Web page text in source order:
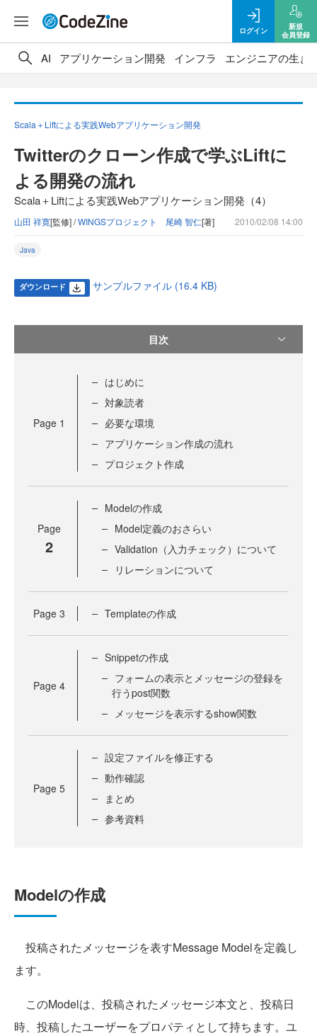
ログイン
新規
会員登録
AI アプリケーション開発 インフラ エンジニアの生き
Scala＋Liftによる実践Webアプリケーション開発
Twitterのクローン作成で学ぶLiftに
よる開発の流れ
Scala＋Liftによる実践Webアプリケーション開発（4）
山田 祥寛[監修] /WINGSプロジェクト 尾崎 智仁[著] 2010/02/08 14:00
Java
ダウンロード サンプルファイル (16.4 KB)
目次
Page 1
はじめに
対象読者
必要な環境
アプリケーション作成の流れ
プロジェクト作成
Page
2
Modelの作成
Model定義のおさらい
Validation（入力チェック）について
リレーションについて
Page 3 Templateの作成
Page 4
Snippetの作成
フォームの表示とメッセージの登録を
行うpost関数
メッセージを表示するshow関数
Page 5
設定ファイルを修正する
動作確認
まとめ
参考資料
Modelの作成
投稿されたメッセージを表すMessage Modelを定義し
ます。
このModelは、投稿されたメッセージ本文と、投稿日
時、投稿したユーザーをプロパティとして持ちます。ユ